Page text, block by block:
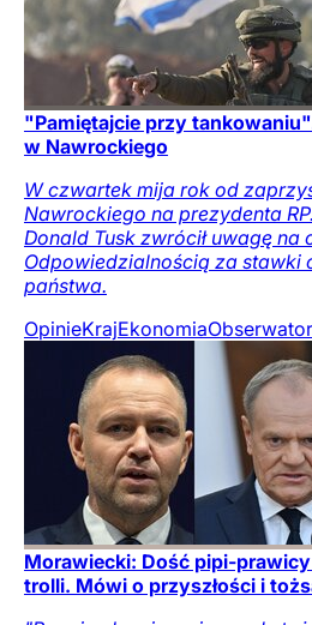
"Pamiętajcie przy
w Nawrockiego
W czwartek mija rok od
Nawrockiego na prezydenta
Donald Tusk zwrócił uwagę na
Odpowiedzialnością za stawki
państwa.
OpinieKrajEkonomia
Morawiecki: Dość pipi-
trolli. Mówi o przyszłości i